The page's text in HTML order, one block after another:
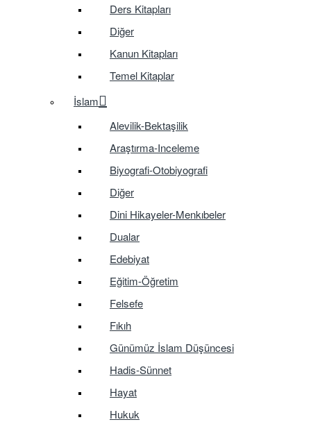
Ders Kitapları
Diğer
Kanun Kitapları
Temel Kitaplar
İslam
Alevilik-Bektaşilik
Araştırma-Inceleme
Biyografi-Otobiyografi
Diğer
Dini Hikayeler-Menkıbeler
Dualar
Edebiyat
Eğitim-Öğretim
Felsefe
Fıkıh
Günümüz İslam Düşüncesi
Hadis-Sünnet
Hayat
Hukuk